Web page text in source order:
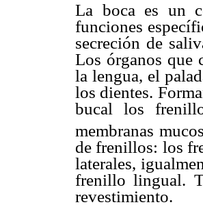
La boca es un
funciones
secreción de
Los órganos que
la lengua, el
los dientes.
bucal los
membranas
de frenillos: los
laterales,
frenillo lingual.
revestimiento.